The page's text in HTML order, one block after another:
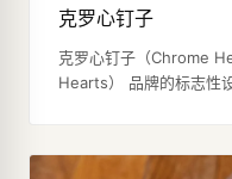
克罗心钉子
克罗心钉子（Chrome
Hearts） 品牌的标志性